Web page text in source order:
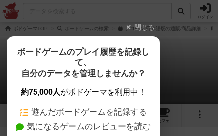
ログイン
ボドゲーマTOP ボードゲームの検索 アローン 日本語版の通販/商品詳細
アローン
拡張/関連作品 0件
3 2 3
カフェ
閉じる
ボードゲームのプレイ履歴を記録し
て、
自分のデータを管理しませんか？
約75,000人がボドゲーマを利用中！
遊んだボードゲームを記録する
気になるゲームのレビューを読む